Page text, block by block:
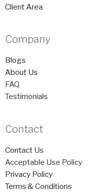
Client Area
Company
Blogs
About Us
FAQ
Testimonials
Contact
Contact Us
Acceptable Use Policy
Privacy Policy
Terms & Conditions